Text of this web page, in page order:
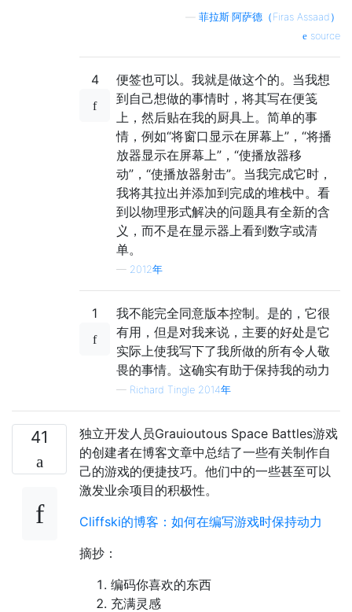
菲拉斯·阿萨德（Firas Assaad）
source
4
便签也可以。我就是做这个的。当我想
到自己想做的事情时，将其写在便笺
上，然后贴在我的厨具上。简单的事
情，例如“将窗口显示在屏幕上”，“将播
放器显示在屏幕上”，“使播放器移
动”，“使播放器射击”。当我完成它时，
我将其拉出并添加到完成的堆栈中。看
到以物理形式解决的问题具有全新的含
义，而不是在显示器上看到数字或清
单。
— 2012年
1
我不能完全同意版本控制。是的，它很
有用，但是对我来说，主要的好处是它
实际上使我写下了我所做的所有令人敬
畏的事情。这确实有助于保持我的动力
— Richard Tingle 2014年
41
独立开发人员Grauioutous Space Battles游戏
的创建者在博客文章中总结了一些有关制作自
己的游戏的便捷技巧。他们中的一些甚至可以
激发业余项目的积极性。
Cliffski的博客：如何在编写游戏时保持动力
摘抄：
编码你喜欢的东西
充满灵感